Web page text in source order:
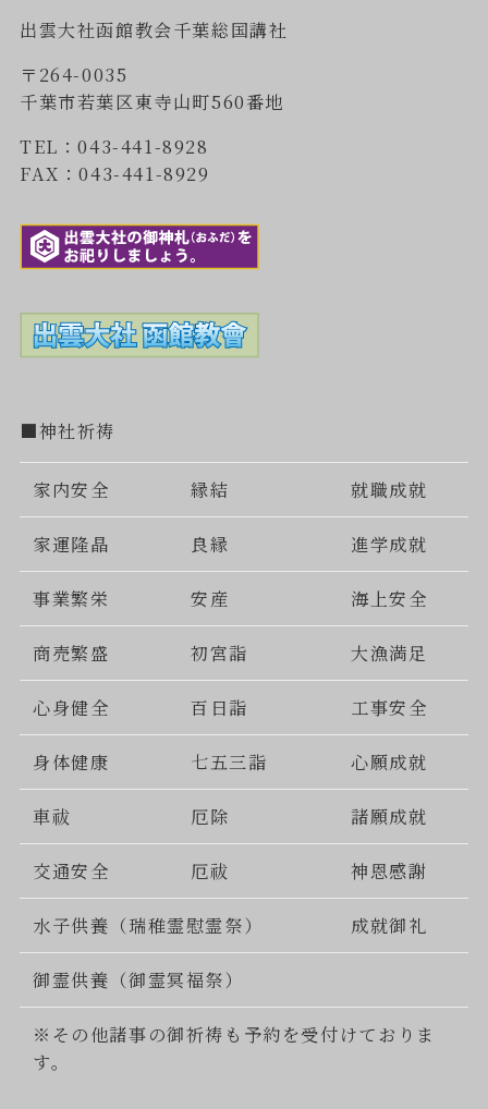
出雲大社函館教会千葉総国講社
〒264-0035
千葉市若葉区東寺山町560番地
TEL：043-441-8928
FAX：043-441-8929
■神社祈祷
家内安全 縁結 就職成就
家運隆晶 良縁 進学成就
事業繁栄 安産 海上安全
商売繁盛 初宮詣 大漁満足
心身健全 百日詣 工事安全
身体健康 七五三詣 心願成就
車祓 厄除 諸願成就
交通安全 厄祓 神恩感謝
水子供養（瑞稚霊慰霊祭） 成就御礼
御霊供養（御霊冥福祭）
※その他諸事の御祈祷も予約を受付けておりま
す。